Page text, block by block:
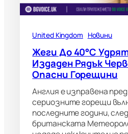
United Kingdom Новини
Жеги До 40°C
Издаден Рядък
Опасни Горещини
Англия е изправена
сериозните горещи
последните години,
британската